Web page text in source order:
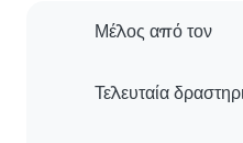
Μέλος από τον
Τελευταία